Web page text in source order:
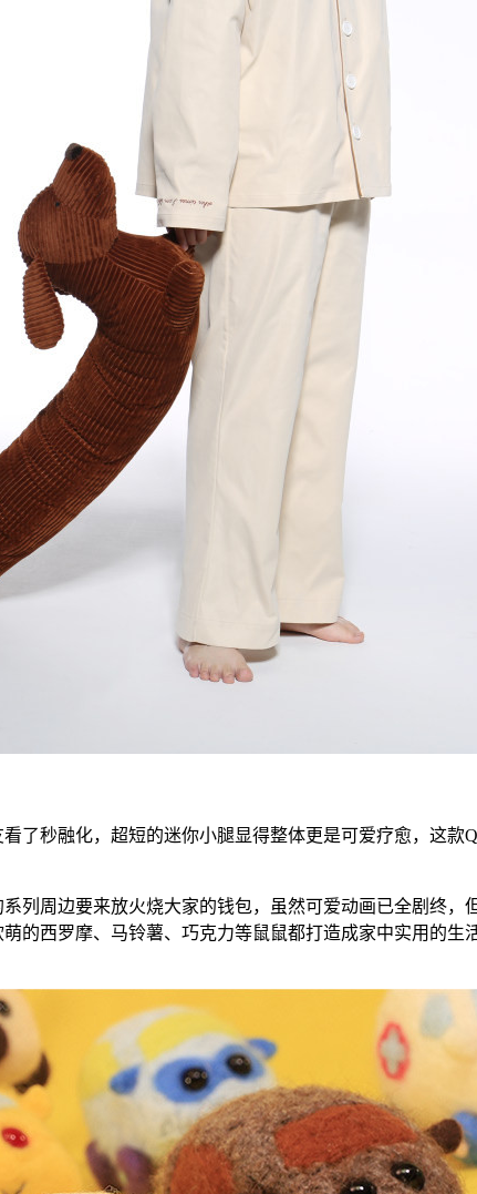
秒融化，超短的迷你小腿显得整体更是可爱疗愈，这款
周边要来放火烧大家的钱包，虽然可爱动画已全剧终，
的西罗摩、马铃薯、巧克力等鼠鼠都打造成家中实用的生